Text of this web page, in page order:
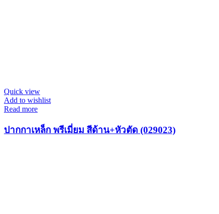
Quick view
Add to wishlist
Read more
ปากกาเหล็ก พรีเมี่ยม สีด้าน+หัวตัด (029023)